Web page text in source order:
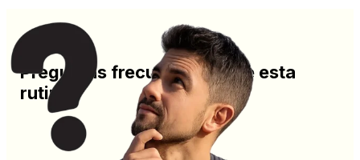
Preguntas frecuentes sobre esta
rutina